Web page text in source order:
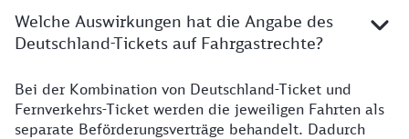
Welche Auswirkungen hat die Angabe des
Deutschland-Tickets auf Fahrgastrechte?
Bei der Kombination von Deutschland-Ticket und
Fernverkehrs-Ticket werden die jeweiligen Fahrten als
separate Beförderungsverträge behandelt. Dadurch